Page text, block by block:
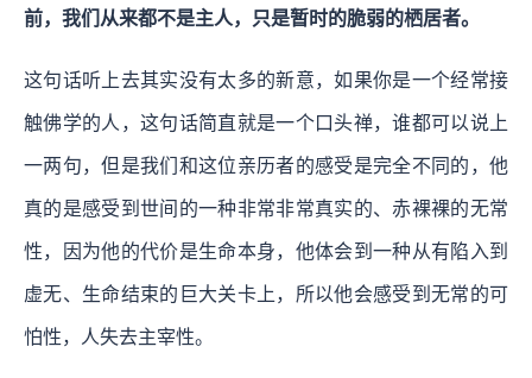
前，我们从来都不是主人，只是暂时的脆弱的栖居者。
这句话听上去其实没有太多的新意，如果你是一个经常接
触佛学的人，这句话简直就是一个口头禅，谁都可以说上
一两句，但是我们和这位亲历者的感受是完全不同的，他
真的是感受到世间的一种非常非常真实的、赤裸裸的无常
性，因为他的代价是生命本身，他体会到一种从有陷入到
虚无、生命结束的巨大关卡上，所以他会感受到无常的可
怕性，人失去主宰性。